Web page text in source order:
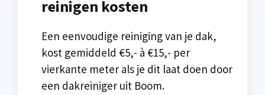
reinigen kosten
Een eenvoudige reiniging van je dak,
kost gemiddeld €5,- à €15,- per
vierkante meter als je dit laat doen door
een dakreiniger uit Boom.